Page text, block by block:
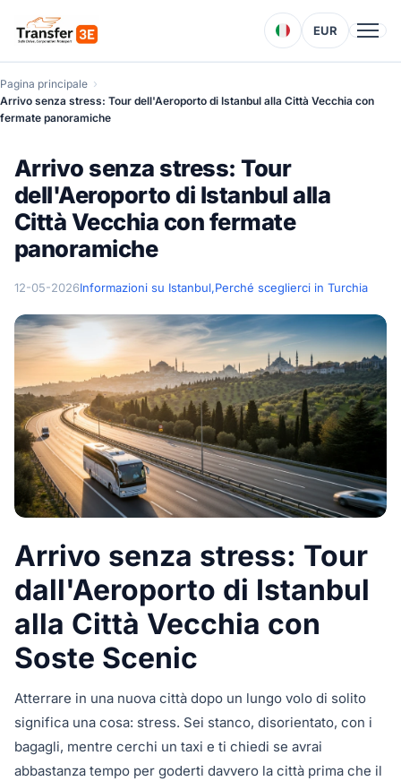
EUR
Pagina principale
Arrivo senza stress: Tour dell'Aeroporto di Istanbul alla Città Vecchia con
fermate panoramiche
Arrivo senza stress: Tour
dell'Aeroporto di Istanbul alla
Città Vecchia con fermate
panoramiche
12-05-2026Informazioni su Istanbul,Perché sceglierci in Turchia
Arrivo senza stress: Tour
dall'Aeroporto di Istanbul
alla Città Vecchia con
Soste Scenic
Atterrare in una nuova città dopo un lungo volo di solito
significa una cosa: stress. Sei stanco, disorientato, con i
bagagli, mentre cerchi un taxi e ti chiedi se avrai
abbastanza tempo per goderti davvero la città prima che il